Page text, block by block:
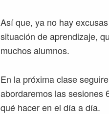
Así que, ya no hay
situación de aprendizaje,
muchos alumnos.
En la próxima clase
abordaremos las sesiones
qué hacer en el día a día.